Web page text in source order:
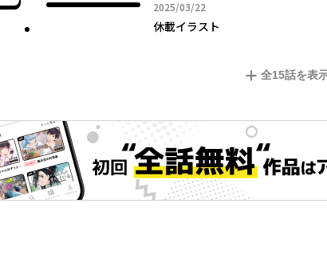
2025/03/22
2025年03月22日
休載イラスト
全15話を表